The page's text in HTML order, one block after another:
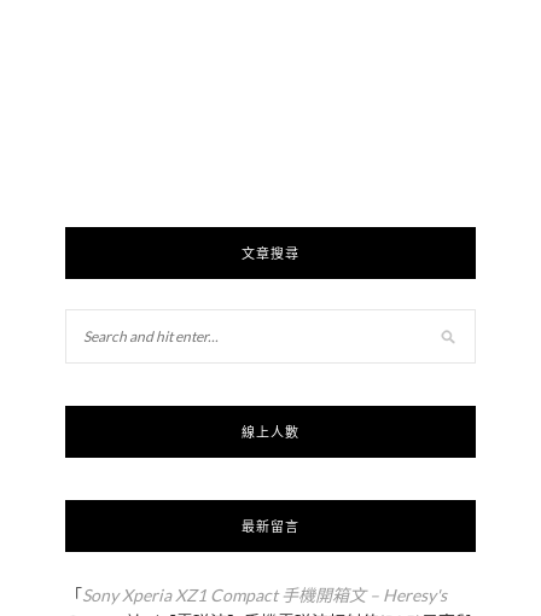
文章搜尋
線上人數
最新留言
「Sony Xperia XZ1 Compact 手機開箱文 – Heresy's